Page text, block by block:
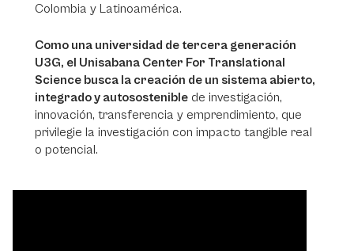
Colombia y Latinoamérica.
Como una universidad de tercera generación
U3G, el Unisabana Center For Translational
Science busca la creación de un sistema abierto,
integrado y autosostenible de investigación,
innovación, transferencia y emprendimiento, que
privilegie la investigación con impacto tangible real
o potencial.